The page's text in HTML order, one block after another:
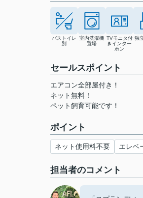
バストイレ
別
室内洗濯機
置場
TVモニタ付
きインター
ホン
独
セールスポイント
エアコン全部屋付き！
ネット無料！
ペット飼育可能です！
ポイント
ネット使用料不要 エレベ
担当者のコメント